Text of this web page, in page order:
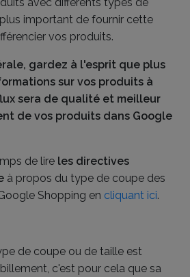
important de fournir cette
vos produits.
gardez à l'esprit que plus
sur vos produits à
sera de qualité et meilleur
de vos produits dans Google
de lire les directives
à propos du type de coupe des
Shopping en cliquant ici.
de coupe ou de taille est
c'est pour cela que sa